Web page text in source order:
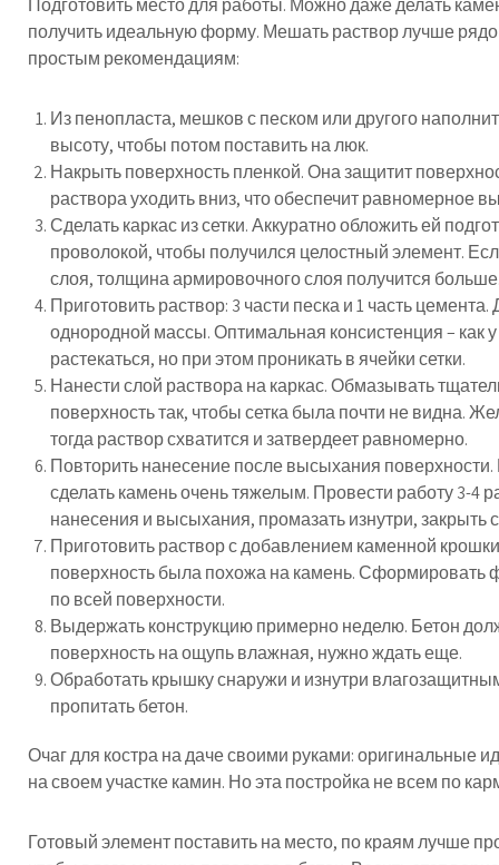
Подготовить место для работы. Можно даже делать
получить идеальную форму. Мешать раствор лучше
простым рекомендациям:
Из пенопласта, мешков с песком или другого
высоту, чтобы потом поставить на люк.
Накрыть поверхность пленкой. Она защитит
раствора уходить вниз, что обеспечит равномерное
Сделать каркас из сетки. Аккуратно обложить ей
проволокой, чтобы получился целостный элемент.
слоя, толщина армировочного слоя получится
Приготовить раствор: 3 части песка и 1 часть
однородной массы. Оптимальная консистенция – как
растекаться, но при этом проникать в ячейки сетки.
Нанести слой раствора на каркас. Обмазывать
поверхность так, чтобы сетка была почти не видна.
тогда раствор схватится и затвердеет равномерно.
Повторить нанесение после высыхания
сделать камень очень тяжелым. Провести работу 3-4
нанесения и высыхания, промазать изнутри, закрыть
Приготовить раствор с добавлением каменной
поверхность была похожа на камень. Сформировать
по всей поверхности.
Выдержать конструкцию примерно неделю. Бетон
поверхность на ощупь влажная, нужно ждать еще.
Обработать крышку снаружи и изнутри
пропитать бетон.
Очаг для костра на даче своими руками: оригинальные
на своем участке камин. Но эта постройка не всем по
Готовый элемент поставить на место, по краям лучше